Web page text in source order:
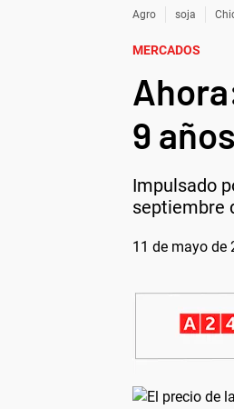
Agro soja
MERCADOS
9 años
Impulsado
septiembre
11 de mayo de